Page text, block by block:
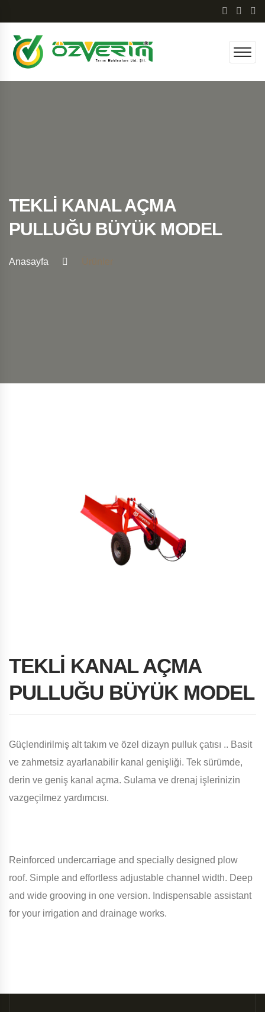
TEKLİ KANAL AÇMA
PULLUĞU BÜYÜK MODEL
Anasayfa Ürünler
TEKLİ KANAL AÇMA
PULLUĞU BÜYÜK MODEL
Güçlendirilmiş alt takım ve özel dizayn pulluk çatısı .. Basit
ve zahmetsiz ayarlanabilir kanal genişliği. Tek sürümde,
derin ve geniş kanal açma. Sulama ve drenaj işlerinizin
vazgeçilmez yardımcısı.
Reinforced undercarriage and specially designed plow
roof. Simple and effortless adjustable channel width. Deep
and wide grooving in one version. Indispensable assistant
for your irrigation and drainage works.